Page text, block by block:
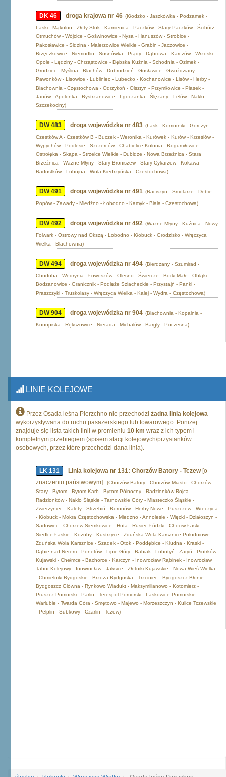
DK 46 droga krajowa nr 46 (Kłodzko - Jaszkówka - Podzamek -
Laski - Mąkolno - Złoty Stok - Kamienica - Paczków - Stary Paczków - Ścibórz -
Otmuchów - Wójcice - Goświnowice - Nysa - Hanuszów - Strobice -
Pakosławice - Sidzina - Malerzowice Wielkie - Grabin - Jaczowice -
Brzęczkowice - Niemodlin - Sosnówka - Prądy - Dąbrowa - Karczów - Wrzoski -
Opole - Lędziny - Chrząstowice - Dębska Kuźnia - Schodnia - Ozimek -
Grodziec - Myślina - Błachów - Dobrodzień - Gosławice - Gwoździany -
Pawonków - Lisowice - Lubliniec - Lubecko - Kochanowice - Lisów - Herby -
Blachownia - Częstochowa - Odrzykoń - Olsztyn - Przymiłowice - Piasek -
Janów - Apolonka - Bystrzanowice - Lgoczanka - Ślęzany - Lelów - Nakło -
Szczekociny)
DW 483 droga wojewódzka nr 483 (Łask - Komorniki - Gorczyn -
Czestków A - Czestków B - Buczek - Weronika - Kurówek - Kurów - Krześlów -
Wypychów - Podlesie - Szczerców - Chabielice-Kolonia - Bogumiłowice -
Ostrołęka - Skąpa - Strzelce Wielkie - Dubidze - Nowa Brzeźnica - Stara
Brzeźnica - Ważne Młyny - Stary Broniszew - Stary Cykarzew - Kokawa -
Radostków - Lubojna - Wola Kiedrzyńska - Częstochowa)
DW 491 droga wojewódzka nr 491 (Raciszyn - Smolarze - Dębie -
Popów - Zawady - Miedźno - Łobodno - Kamyk - Biała - Częstochowa)
DW 492 droga wojewódzka nr 492 (Ważne Młyny - Kuźnica - Nowy
Folwark - Ostrowy nad Okszą - Łobodno - Kłobuck - Grodzisko - Wręczyca
Wielka - Blachownia)
DW 494 droga wojewódzka nr 494 (Bierdzany - Szumirad -
Chudoba - Wędrynia - Łowoszów - Olesno - Świercze - Borki Małe - Obłąki -
Bodzanowice - Granicznik - Podłęże Szlacheckie - Przystajń - Panki -
Praszczyki - Truskolasy - Wręczyca Wielka - Kalej - Wydra - Częstochowa)
DW 904 droga wojewódzka nr 904 (Blachownia - Kopalnia -
Konopiska - Rększowice - Nierada - Michałów - Bargły - Poczesna)
LINIE KOLEJOWE
Przez Osada leśna Pierzchno nie przechodzi żadna linia kolejowa
wykorzystywana do ruchu pasażerskiego lub towarowego. Poniżej
znajduje się lista takich linii w promieniu 10 km wraz z ich typem i
kompletnym przebiegiem (spisem stacji kolejowych/przystanków
osobowych, przez które przechodzi dana linia).
LK 131 Linia kolejowa nr 131: Chorzów Batory - Tczew[o
znaczeniu państwowym]
(Chorzów Batory - Chorzów Miasto - Chorzów
Stary - Bytom - Bytom Karb - Bytom Północny - Radzionków Rojca -
Radzionków - Nakło Śląskie - Tarnowskie Góry - Miasteczko Śląskie -
Zwierzyniec - Kalety - Strzebiń - Boronów - Herby Nowe - Puszczew - Wręczyca
- Kłobuck - Mokra Częstochowska - Miedźno - Annolesie - Więcki - Działoszyn -
Sadowiec - Chorzew Siemkowice - Huta - Rusiec Łódzki - Chociw Łaski -
Siedlce Łaskie - Kozuby - Kustrzyce - Zduńska Wola Karsznice Południowe -
Zduńska Wola Karsznice - Szadek - Otok - Poddębice - Kłudna - Kraski -
Dąbie nad Nerem - Ponętów - Lipie Góry - Babiak - Lubotyń - Zaryń - Piotrków
Kujawski - Chełmce - Bachorce - Karczyn - Inowrocław Rąbinek - Inowrocław
Tabor Kolejowy - Inowrocław - Jaksice - Złotniki Kujawskie - Nowa Wieś Wielka
- Chmielniki Bydgoskie - Brzoza Bydgoska - Trzciniec - Bydgoszcz Błonie -
Bydgoszcz Główna - Rynkowo Wiadukt - Maksymilianowo - Kotomierz -
Pruszcz Pomorski - Parlin - Terespol Pomorski - Laskowice Pomorskie -
Warlubie - Twarda Góra - Smętowo - Majewo - Morzeszczyn - Kulice Tczewskie
- Pelplin - Subkowy - Czarlin - Tczew)